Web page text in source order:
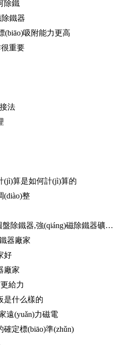
除鐵
鐵器
(biāo)吸附能力更高
重要
法
(jì)算是如何計(jì)算的
(diào)整
RCDB電磁除鐵器懸掛式圓盤除鐵器,強(qiáng)磁除鐵器礦石煤炭鏟齒挖齒除鐵
器廠家
好
廠家
給力
是什么樣的
遠(yuǎn)力磁電
定標(biāo)準(zhǔn)